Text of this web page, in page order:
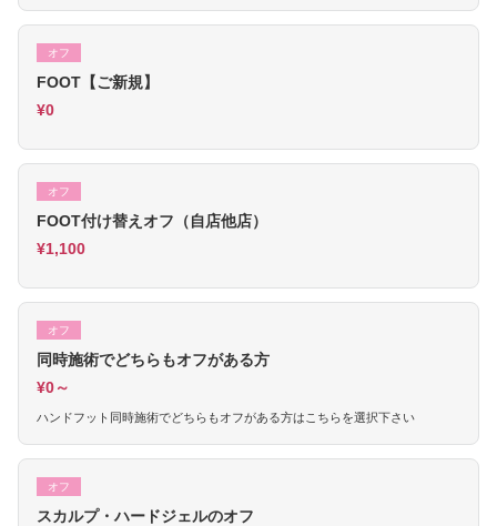
オフ
FOOT【ご新規】
¥0
オフ
FOOT付け替えオフ（自店他店）
¥1,100
オフ
同時施術でどちらもオフがある方
¥0～
ハンドフット同時施術でどちらもオフがある方はこちらを選択下さい
オフ
スカルプ・ハードジェルのオフ